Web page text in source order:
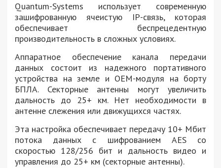
Quantum-Systems использует современную
зашифрованную ячеистую IP-связь, которая
обеспечивает беспрецедентную
производительность в сложных условиях.
Аппаратное обеспечение канала передачи
данных состоит из надежного портативного
устройства на земле и OEM-модуля на борту
БПЛА. Секторные антенны могут увеличить
дальность до 25+ км. Нет необходимости в
антенне слежения или движущихся частях.
Эта настройка обеспечивает передачу 10+ Мбит
потока данных с шифрованием AES со
скоростью 128/256 бит и дальность видео и
управления до 25+ км (секторные антенны).